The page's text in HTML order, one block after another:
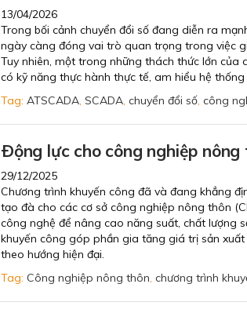
13/04/2026
Trong bối cảnh chuyển đổi số đang diễn ra
ngày càng đóng vai trò quan trọng trong việc
Tuy nhiên, một trong những thách thức lớn
có kỹ năng thực hành thực tế, am hiểu hệ
Tag: ATSCADA, SCADA, chuyển đổi số, công
Ðộng lực cho công nghiệp
29/12/2025
Chương trình khuyến công đã và đang khẳng
tạo đà cho các cơ sở công nghiệp nông thôn
công nghệ để nâng cao năng suất, chất lượng
khuyến công góp phần gia tăng giá trị sản
theo hướng hiện đại.
Tag: Công nghiệp nông thôn, chương trình